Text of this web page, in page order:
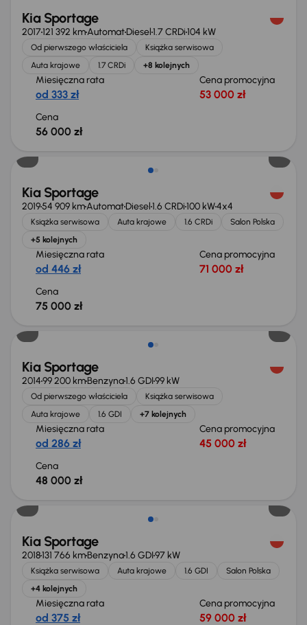
Kia Sportage
2017121 392 kmAutomatDiesel1.7 CRDi104 kW
Od pierwszego właściciela
Książka serwisowa
Auta krajowe
1.7 CRDi +8 kolejnych
Miesięczna rata
od 333 zł
Cena promocyjna
53 000 zł
Cena
56 000 zł
Kia Sportage
201954 909 kmAutomatDiesel1.6 CRDi100 kW4x4
Książka serwisowa Auta krajowe 1.6 CRDi
Salon Polska
+5 kolejnych
Miesięczna rata
od 446 zł
Cena promocyjna
71 000 zł
Cena
75 000 zł
Kia Sportage
201499 200 kmBenzyna1.6 GDI99 kW
Od pierwszego właściciela
Książka serwisowa
Auta krajowe
1.6 GDI +7 kolejnych
Miesięczna rata
od 286 zł
Cena promocyjna
45 000 zł
Cena
48 000 zł
Kia Sportage
2018131 766 kmBenzyna1.6 GDI97 kW
Książka serwisowa Auta krajowe 1.6 GDI
Salon Polska
+4 kolejnych
Miesięczna rata
od 375 zł
Cena promocyjna
59 000 zł